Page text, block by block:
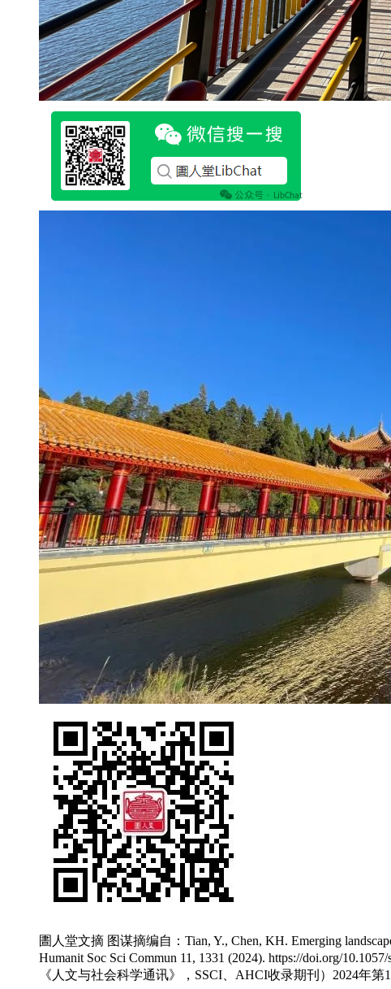
圕人堂文摘 图谋摘编自：Tian, Y., Chen, KH. Emerging
Humanit Soc Sci Commun 11, 1331 (2024). https://doi.org/
《人文与社会科学通讯》，SSCI、AHCI收录期刊）2024年